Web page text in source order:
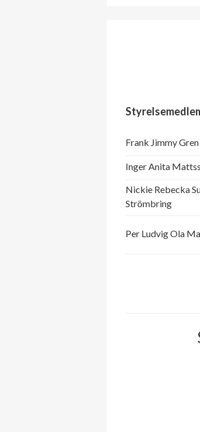
Frank Jimmy Gren
Inger Anita
Nickie Rebecka
Strömbring
Per Ludvig Ola